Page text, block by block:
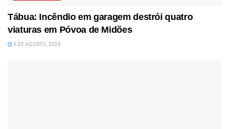
Tábua: Incêndio em garagem destrói quatro
viaturas em Póvoa de Midões
6 DE AGOSTO, 2026